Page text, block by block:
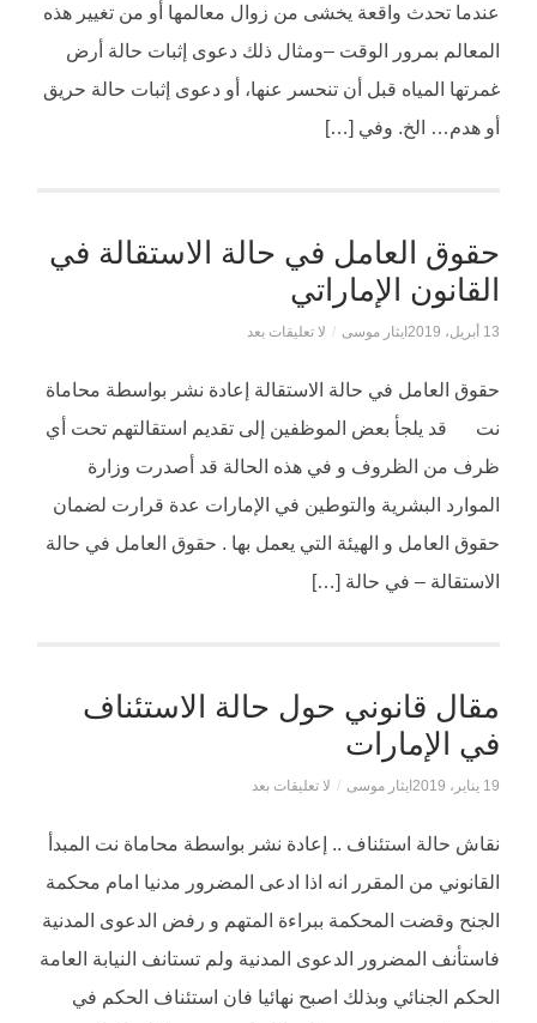
عندما تحدث واقعة يخشى من زوال معالمها أو من تغيير هذه
المعالم بمرور الوقت –ومثال ذلك دعوى إثبات حالة أرض
غمرتها المياه قبل أن تنحسر عنها، أو دعوى إثبات حالة حريق
أو هدم… الخ. وفي […]
حقوق العامل في حالة الاستقالة في
القانون الإماراتي
13 أبريل، 2019 ايثار موسى / لا تعليقات بعد
حقوق العامل في حالة الاستقالة إعادة نشر بواسطة محاماة
نت قد يلجأ بعض الموظفين إلى تقديم استقالتهم تحت أي
ظرف من الظروف و في هذه الحالة قد أصدرت وزارة
الموارد البشرية والتوطين في الإمارات عدة قرارت لضمان
حقوق العامل و الهيئة التي يعمل بها . حقوق العامل في حالة
الاستقالة – في حالة […]
مقال قانوني حول حالة الاستئناف
في الإمارات
19 يناير، 2019 ايثار موسى / لا تعليقات بعد
نقاش حالة استئناف .. إعادة نشر بواسطة محاماة نت المبدأ
القانوني من المقرر انه اذا ادعى المضرور مدنيا امام محكمة
الجنح وقضت المحكمة ببراءة المتهم و رفض الدعوى المدنية
فاستأنف المضرور الدعوى المدنية ولم تستانف النيابة العامة
الحكم الجنائي وبذلك اصبح نهائيا فان استئناف الحكم في